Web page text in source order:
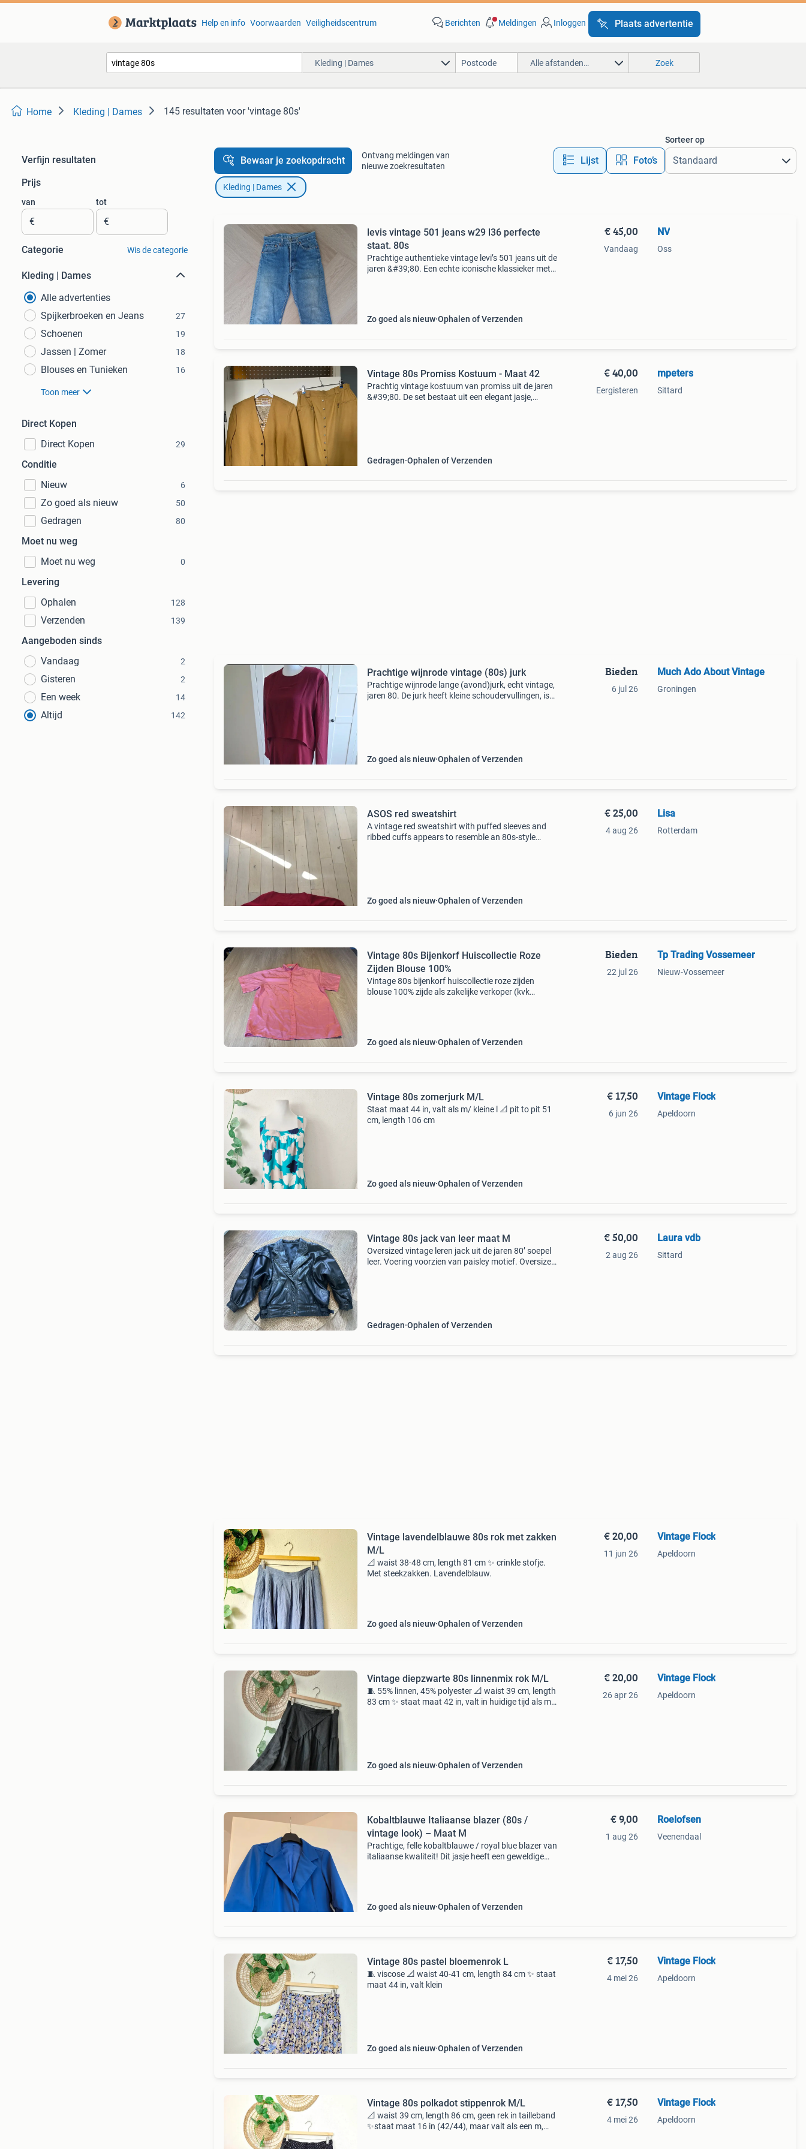
Help en info Voorwaarden Veiligheidscentrum Berichten Meldingen Inloggen Plaats advertentie
Kleding | Dames Alle afstanden… Zoek
Home Kleding | Dames 145 resultaten voor 'vintage 80s'
Verfijn resultaten
Prijs
van
€
tot
€
Categorie Wis de categorie
Kleding | Dames
Alle advertenties
Spijkerbroeken en Jeans
27
Schoenen 19
Jassen | Zomer 18
Blouses en Tunieken 16
Toon meer
Direct Kopen
Direct Kopen
29
Conditie
Nieuw
6
Zo goed als nieuw 50
Gedragen 80
Moet nu weg
Moet nu weg
0
Levering
Ophalen
128
Verzenden 139
Aangeboden sinds
Vandaag
2
Gisteren 2
Een week 14
Altijd 142
Bewaar je zoekopdracht
Ontvang meldingen van
nieuwe zoekresultaten
Lijst Foto’s
Sorteer op
Kleding | Dames
levis vintage 501 jeans w29 l36 perfecte
staat. 80s
Prachtige authentieke vintage levi’s 501 jeans uit de
jaren &#39;80. Een echte iconische klassieker met
Zo goed als nieuw Ophalen of Verzenden
€ 45,00
Vandaag
NV
Oss
Vintage 80s Promiss Kostuum - Maat 42
Prachtig vintage kostuum van promiss uit de jaren
&#39;80. De set bestaat uit een elegant jasje,
Gedragen Ophalen of Verzenden
€ 40,00
Eergisteren
mpeters
Sittard
Prachtige wijnrode vintage (80s) jurk
Prachtige wijnrode lange (avond)jurk, echt vintage,
jaren 80. De jurk heeft kleine schoudervullingen, is
Zo goed als nieuw Ophalen of Verzenden
Bieden
6 jul 26
Much Ado About Vintage
Groningen
ASOS red sweatshirt
A vintage red sweatshirt with puffed sleeves and
ribbed cuffs appears to resemble an 80s-style
Zo goed als nieuw Ophalen of Verzenden
€ 25,00
4 aug 26
Lisa
Rotterdam
Vintage 80s Bijenkorf Huiscollectie Roze
Zijden Blouse 100%
Vintage 80s bijenkorf huiscollectie roze zijden
blouse 100% zijde als zakelijke verkoper (kvk
Zo goed als nieuw Ophalen of Verzenden
Bieden
22 jul 26
Tp Trading Vossemeer
Nieuw-Vossemeer
Vintage 80s zomerjurk M/L
Staat maat 44 in, valt als m/ kleine l 📐 pit to pit 51
cm, length 106 cm
Zo goed als nieuw Ophalen of Verzenden
€ 17,50
6 jun 26
Vintage Flock
Apeldoorn
Vintage 80s jack van leer maat M
Oversized vintage leren jack uit de jaren 80’ soepel
leer. Voering voorzien van paisley motief. Oversized
Gedragen Ophalen of Verzenden
€ 50,00
2 aug 26
Laura vdb
Sittard
Vintage lavendelblauwe 80s rok met zakken
M/L
📐 waist 38-48 cm, length 81 cm ✨️ crinkle stofje.
Met steekzakken. Lavendelblauw.
Zo goed als nieuw Ophalen of Verzenden
€ 20,00
11 jun 26
Vintage Flock
Apeldoorn
Vintage diepzwarte 80s linnenmix rok M/L
🧵 55% linnen, 45% polyester 📐 waist 39 cm, length
83 cm ✨️ staat maat 42 in, valt in huidige tijd als m,
Zo goed als nieuw Ophalen of Verzenden
€ 20,00
26 apr 26
Vintage Flock
Apeldoorn
Kobaltblauwe Italiaanse blazer (80s /
vintage look) – Maat M
Prachtige, felle kobaltblauwe / royal blue blazer van
italiaanse kwaliteit! Dit jasje heeft een geweldige
Zo goed als nieuw Ophalen of Verzenden
€ 9,00
1 aug 26
Roelofsen
Veenendaal
Vintage 80s pastel bloemenrok L
🧵 viscose 📐 waist 40-41 cm, length 84 cm ✨️ staat
maat 44 in, valt klein
Zo goed als nieuw Ophalen of Verzenden
€ 17,50
4 mei 26
Vintage Flock
Apeldoorn
Vintage 80s polkadot stippenrok M/L
📐 waist 39 cm, length 86 cm, geen rek in tailleband
✨️staat maat 16 in (42/44), maar valt als een m,
€ 17,50
4 mei 26
Vintage Flock
Apeldoorn